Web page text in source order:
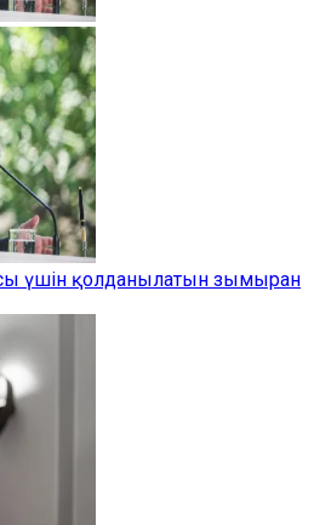
үшін қолданылатын зымыран